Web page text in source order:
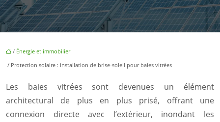
/ Énergie et immobilier
/ Protection solaire : installation de brise-soleil pour baies vitrées
Les baies vitrées sont devenues un élément
architectural de plus en plus prisé, offrant une
connexion directe avec l’extérieur, inondant les